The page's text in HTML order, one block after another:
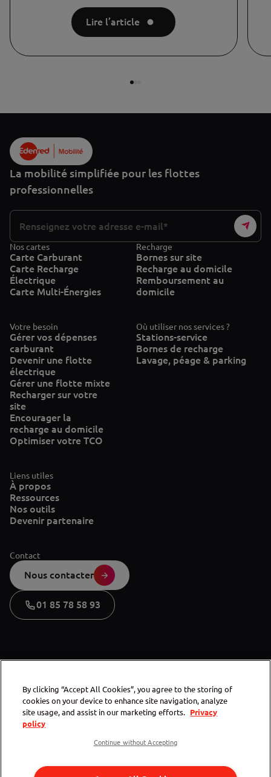
Lire l’article
La mobilité simplifiée pour les flottes
professionnelles
Nos cartes
Carte Carburant
Carte Recharge
Électrique
Carte Multi-Énergies
Recharge
Bornes sur site
Recharge au domicile
Remboursement au
domicile
Votre besoin
Gérer vos dépenses
carburant
Devenir une flotte
électrique
Gérer une flotte mixte
Recharger sur votre
site
Encourager la
recharge au domicile
Optimiser votre TCO
Où utiliser nos services ?
Stations-service
Bornes de recharge
Lavage, péage & parking
Liens utiles
À propos
Ressources
Nos outils
Devenir partenaire
Contact
Nous contacter
01 85 78 58 93
By clicking “Accept All Cookies”, you agree to the storing of
cookies on your device to enhance site navigation, analyze
site usage, and assist in our marketing efforts.
Privacy
policy
Continue without Accepting